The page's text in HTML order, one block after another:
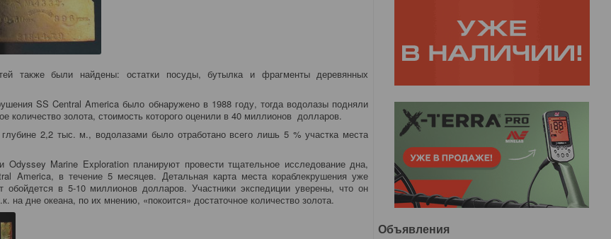
также были найдены: остатки посуды, бутылка и фрагменты деревянных
SS Central America было обнаружено в 1988 году, тогда водолазы подняли
количество золота, стоимость которого оценили в 40 миллионов долларов.
2,2 тыс. м., водолазами было отработано всего лишь 5 % участка места
Odyssey Marine Exploration планируют провести тщательное исследование дна,
America, в течение 5 месяцев. Детальная карта места кораблекрушения уже
обойдется в 5-10 миллионов долларов. Участники экспедиции уверены, что он
на дне океана, по их мнению, «покоится» достаточное количество золота.
Объявления